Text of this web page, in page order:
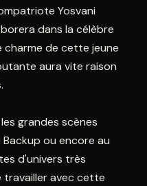
Yosvani
dans la célèbre
charme de cette jeune
aura vite raison
grandes scènes
ou encore au
d'univers très
avec cette